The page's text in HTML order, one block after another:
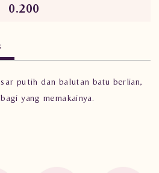
0.200
putih dan balutan batu berlian,
yang memakainya.
Liontin Berlian Wanita